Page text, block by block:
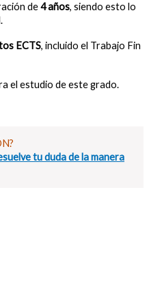
de4 años, siendo esto lo
ECTS, incluido el Trabajo Fin
el estudio de este grado.
tu duda de la manera